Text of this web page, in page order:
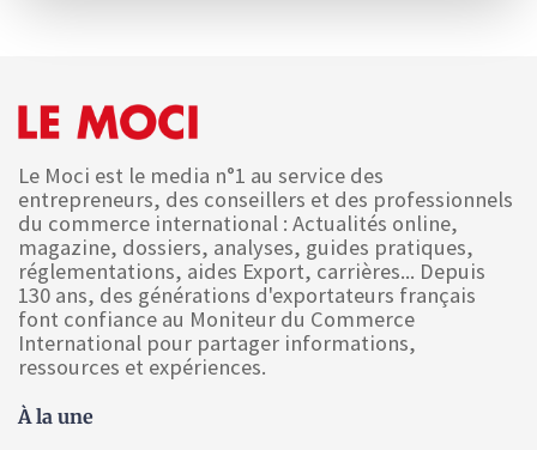
Le Moci est le media n°1 au service des
entrepreneurs, des conseillers et des professionnels
du commerce international : Actualités online,
magazine, dossiers, analyses, guides pratiques,
réglementations, aides Export, carrières... Depuis
130 ans, des générations d'exportateurs français
font confiance au Moniteur du Commerce
International pour partager informations,
ressources et expériences.
À la une